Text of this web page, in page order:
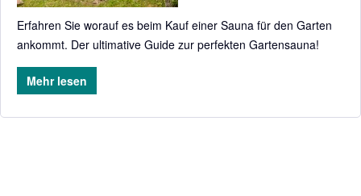
Erfahren Sie worauf es beim Kauf einer Sauna für den Garten
ankommt. Der ultimative Guide zur perfekten Gartensauna!
Mehr lesen